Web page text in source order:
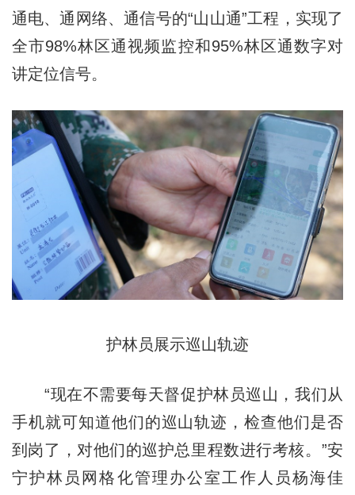
通电、通网络、通信号的“山山通”工程，实现了
全市98%林区通视频监控和95%林区通数字对
讲定位信号。
护林员展示巡山轨迹
“现在不需要每天督促护林员巡山，我们从
手机就可知道他们的巡山轨迹，检查他们是否
到岗了，对他们的巡护总里程数进行考核。”安
宁护林员网格化管理办公室工作人员杨海佳